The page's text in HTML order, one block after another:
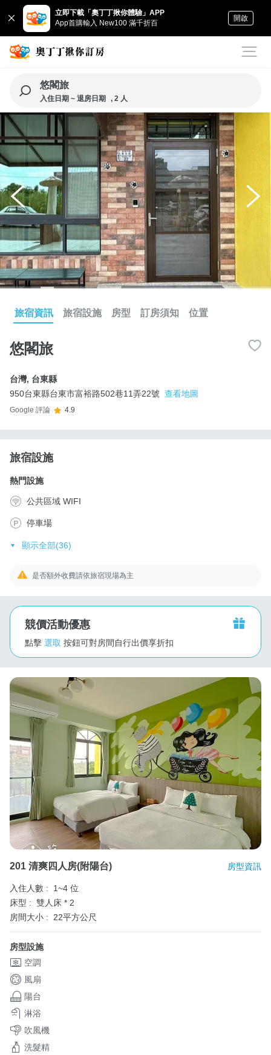
立即下載「奧丁丁揪你體驗」APP
App首購輸入 New100 滿千折百
開啟
悠閣旅
入住日期 ~ 退房日期 , 2 人
旅宿資訊 旅宿設施 房型 訂房須知 位置
悠閣旅
台灣, 台東縣
950台東縣台東市富裕路502巷11弄22號 查看地圖
Google 評論 4.9
旅宿設施
熱門設施
公共區域 WIFI
停車場
顯示全部(36)
是否額外收費請依旅宿現場為主
競價活動優惠
點擊 選取 按鈕可對房間自行出價享折扣
201 清爽四人房(附陽台) 房型資訊
入住人數 :
1~4 位
床型 : 雙人床 * 2
房間大小 :
22平方公尺
房型設施
空調
風扇
陽台
淋浴
吹風機
洗髮精